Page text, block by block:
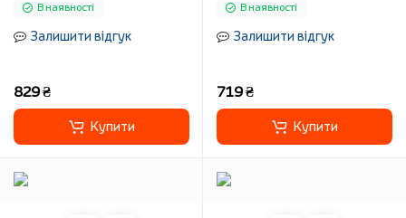
В наявності
Залишити відгук
829 ₴
Купити
В наявності
Залишити відгук
719 ₴
Купити